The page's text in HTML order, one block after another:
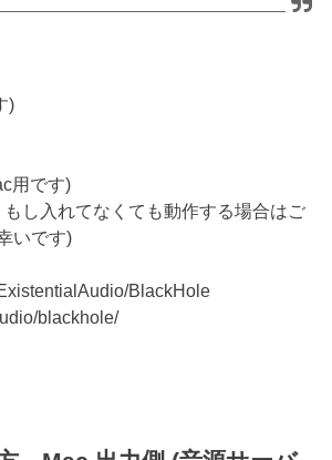
)
用です)
し入れてなくても動作する場合はご
いです)
BlackHole
blackhole/